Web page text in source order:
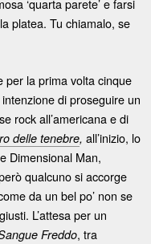
‘quarta parete’ e farsi
platea. Tu chiamalo, se
per la prima volta cinque
di proseguire un
rock all’americana e di
delle tenebre, all’inizio, lo
Dimensional Man,
qualcuno si accorge
da un bel po’ non se
L’attesa per un
Freddo, tra